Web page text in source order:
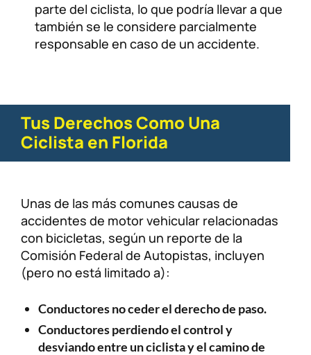
parte del ciclista, lo que podría llevar a que
también se le considere parcialmente
responsable en caso de un accidente.
Tus Derechos Como Una
Ciclista en Florida
Unas de las más comunes causas de
accidentes de motor vehicular relacionadas
con bicicletas, según un reporte de la
Comisión Federal de Autopistas, incluyen
(pero no está limitado a):
Conductores no ceder el derecho de paso.
Conductores perdiendo el control y
desviando entre un ciclista y el camino de